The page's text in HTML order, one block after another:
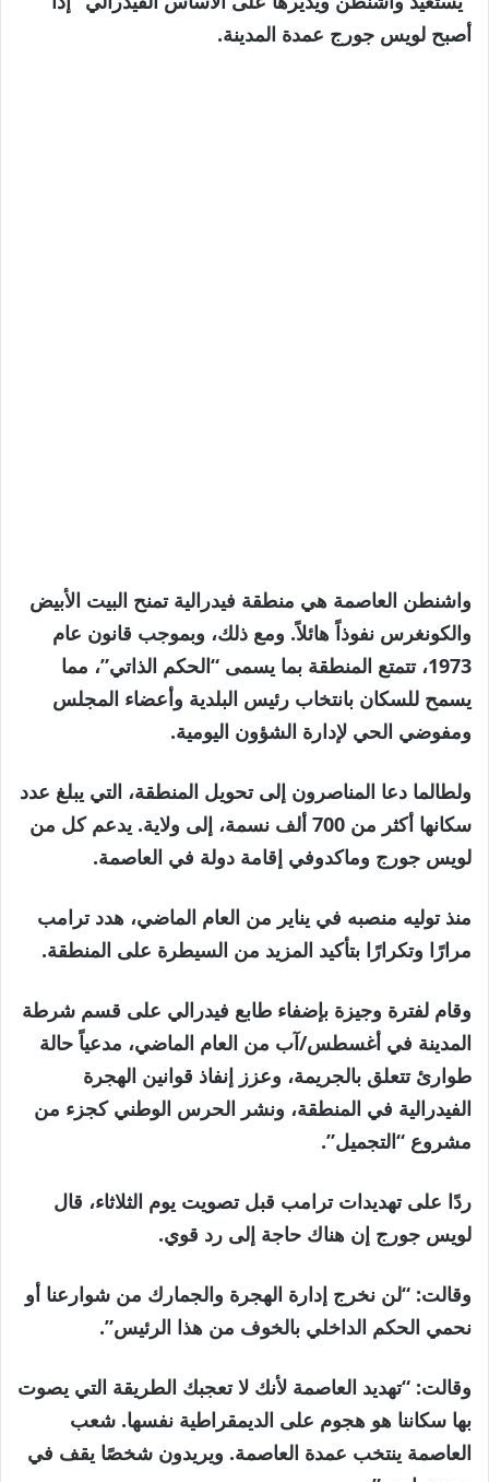
أصبح لويس جورج عمدة المدينة.
واشنطن العاصمة هي منطقة فيدرالية تمنح البيت الأبيض
والكونغرس نفوذاً هائلاً. ومع ذلك، وبموجب قانون عام
1973، تتمتع المنطقة بما يسمى “الحكم الذاتي”، مما
يسمح للسكان بانتخاب رئيس البلدية وأعضاء المجلس
ومفوضي الحي لإدارة الشؤون اليومية.
ولطالما دعا المناصرون إلى تحويل المنطقة، التي يبلغ عدد
سكانها أكثر من 700 ألف نسمة، إلى ولاية. يدعم كل من
لويس جورج وماكدوفي إقامة دولة في العاصمة.
منذ توليه منصبه في يناير من العام الماضي، هدد ترامب
مرارًا وتكرارًا بتأكيد المزيد من السيطرة على المنطقة.
وقام لفترة وجيزة بإضفاء طابع فيدرالي على قسم شرطة
المدينة في أغسطس/آب من العام الماضي، مدعياً ​​حالة
طوارئ تتعلق بالجريمة، وعزز إنفاذ قوانين الهجرة
الفيدرالية في المنطقة، ونشر الحرس الوطني كجزء من
مشروع “التجميل”.
ردًا على تهديدات ترامب قبل تصويت يوم الثلاثاء، قال
لويس جورج إن هناك حاجة إلى رد قوي.
وقالت: “لن نخرج إدارة الهجرة والجمارك من شوارعنا أو
نحمي الحكم الداخلي بالخوف من هذا الرئيس”.
وقالت: “تهديد العاصمة لأنك لا تعجبك الطريقة التي يصوت
بها سكاننا هو هجوم على الديمقراطية نفسها. شعب
العاصمة ينتخب عمدة العاصمة. ويريدون شخصًا يقف في